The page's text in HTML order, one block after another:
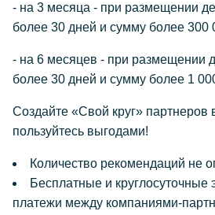
- на 3 месяца - при размещении
более 30 дней и сумму более 300
- на 6 месяцев - при размещении
более 30 дней и сумму более 1
Создайте «Свой круг» партнеров
пользуйтесь выгодами!
Количество рекомендаций не
Бесплатные и круглосуточные
платежи между компаниями-